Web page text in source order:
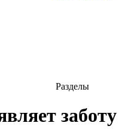
Разделы
заботу